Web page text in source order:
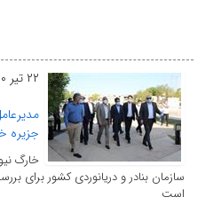
۲۲ تیر ۱۴۰۰ - ۱۰:۱۲
جزیره
خارگ
سازمان بنادر و دریانوردی کشور برای
است